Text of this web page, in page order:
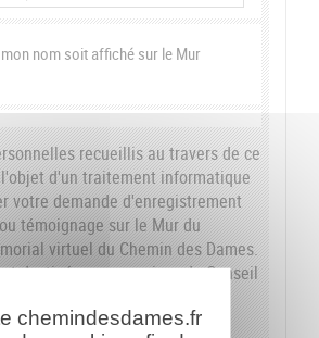
nom soit affiché sur le Mur
recueillis au travers de ce
d'un traitement informatique
votre demande d'enregistrement
témoignage sur le Mur du
virtuel du Chemin des Dames.
destinées aux services du Conseil
l'Aisne. Conformément à la loi
du 6 janvier 1978, nous
chemindesdames.fr